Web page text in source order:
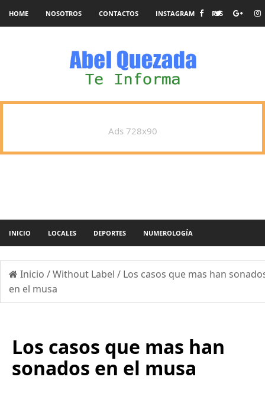
HOME NOSOTROS CONTACTOS INSTAGRAM RSS
Ads 728x90
INICIO LOCALES DEPORTES NUMEROLOGÍA
Inicio /Without Label / Los casos que mas han
en el musa
Los casos que mas han
sonados en el musa